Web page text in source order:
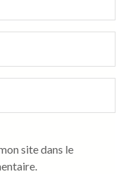
site dans le